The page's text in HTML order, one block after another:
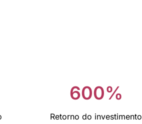
600%
Retorno do investimento